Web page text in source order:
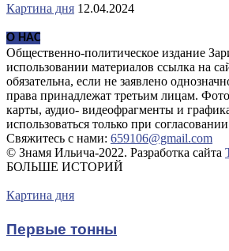
Картина дня 12.04.2024
О НАС
Общественно-политическое издание
использовании материалов ссылка на
обязательна, если не заявлено
права принадлежат третьим лицам.
карты, аудио- видеофрагменты и
использоваться только при
Свяжитесь с нами: 659106@gmail.com
© Знамя Ильича-2022. Разработка сайта
БОЛЬШЕ ИСТОРИЙ
Картина дня
Первые тонны